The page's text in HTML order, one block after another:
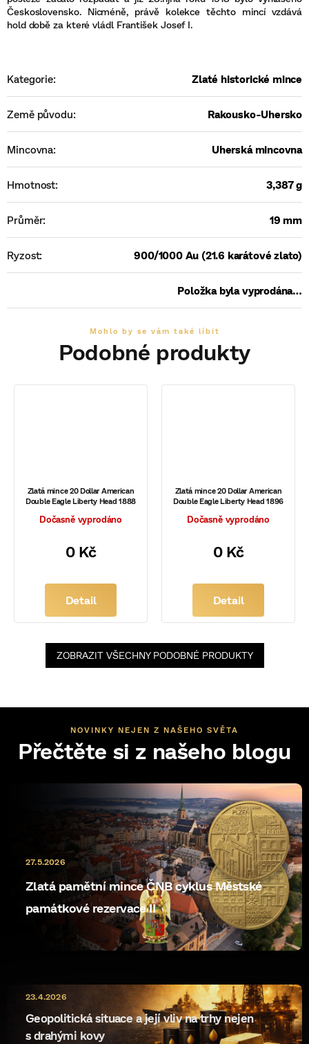
Československo. Nicméně, právě kolekce těchto mincí vzdává
hold době za které vládl František Josef I.
Kategorie: Zlaté historické mince
Země původu: Rakousko-Uhersko
Mincovna: Uherská mincovna
Hmotnost: 3,387 g
Průměr: 19 mm
Ryzost: 900/1000 Au (21.6 karátové zlato)
Položka byla vyprodána…
Zlatá mince 20 Dollar American
Double Eagle Liberty Head 1888
Dočasně vyprodáno
0 Kč
Detail
Zlatá mince 20 Dollar American
Double Eagle Liberty Head 1896
Dočasně vyprodáno
0 Kč
Detail
ZOBRAZIT VŠECHNY PODOBNÉ PRODUKTY
NOVINKY NEJEN Z NAŠEHO SVĚTA
Přečtěte si z našeho blogu
Zlatá pamětní mince ČNB cyklus Městské
památkové rezervace II
27.5.2026
ryzost rewrite
10.5.2026
Geopolitická situace a její vliv na trhy nejen
s drahými kovy
23.4.2026